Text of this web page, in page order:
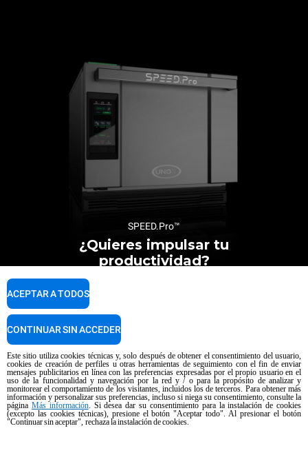
SPEED.Pro™
¿Quieres impulsar tu
productividad?
Este sitio utiliza cookies técnicas y, solo después de obtener el consentimiento del usuario,
cookies de creación de perfiles u otras herramientas de seguimiento con el fin de enviar
mensajes publicitarios en línea con las preferencias expresadas por el propio usuario en el
uso de la funcionalidad y navegación por la red y / o para la propósito de analizar y
monitorear el comportamiento de los visitantes, incluidos los de terceros. Para obtener más
información y personalizar sus preferencias, incluso si niega su consentimiento, consulte la
página Más información. Si desea dar su consentimiento para la instalación de cookies
(excepto las cookies técnicas), presione el botón "Aceptar todo". Al presionar el botón
"Continuar sin aceptar", rechaza la instalación de cookies.
ACEPTAR A TODOS
CONTINUAR SIN ACCEDER